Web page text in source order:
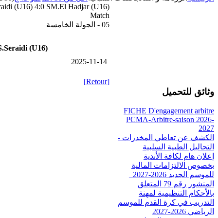
(U16) 4:0 SM.El Hadjar (U16)
Match
05 - الجولة الخامسة
(U16)
2025-11-14
[Retour]
وثائق للتحميل
FICHE D'engagement arbitre
PCMA-Arbitre-saison 2026-
2027
الكشف عن تعاطي المخدرات -
التحاليل الطبية السلبية
إعلان هام لكافة الأندية
بخصوص الالتزامات المالية
للموسم الجديد 2026-2027_
المنشور رقم 79 المتعلق
بالأحكام التنظيمية لمهنة
التدريب في كرة القدم للموسم
الرياضي 2026-2027